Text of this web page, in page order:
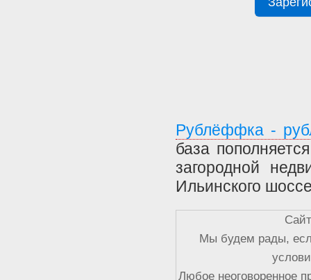
Рублёффка -
база
загородной
Ильинского
Мы будем рады,
Любое неоговоренное